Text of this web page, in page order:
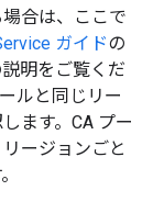
合は、ここで
ガイドの
明をご覧くだ
ルと同じリー
ます。CA プー
ージョンごと